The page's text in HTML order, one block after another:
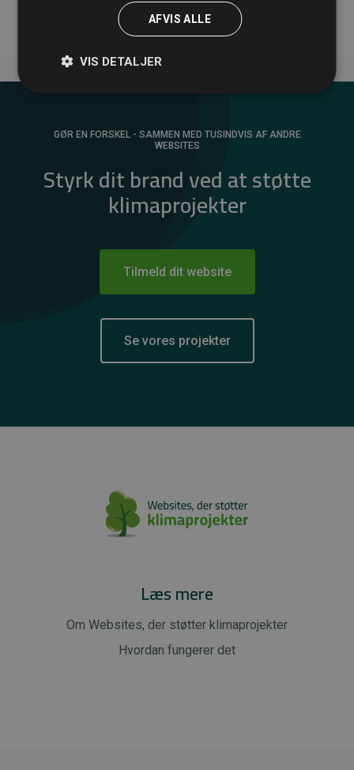
GØR EN FORSKEL - SAMMEN MED TUSINDVIS AF ANDRE
WEBSITES
Styrk dit brand ved at støtte
klimaprojekter
Tilmeld dit website
Se vores projekter
Læs mere
Om Websites, der støtter klimaprojekter
Hvordan fungerer det
AFVIS ALLE
VIS DETALJER